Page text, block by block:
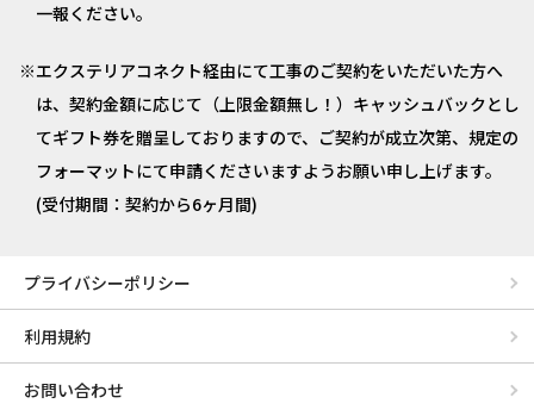
一報ください。
エクステリアコネクト経由にて工事のご契約をいただいた方へ
は、契約金額に応じて（上限金額無し！）キャッシュバックとし
てギフト券を贈呈しておりますので、ご契約が成立次第、規定の
フォーマットにて申請くださいますようお願い申し上げます。
(受付期間：契約から6ヶ月間)
プライバシーポリシー
利用規約
お問い合わせ